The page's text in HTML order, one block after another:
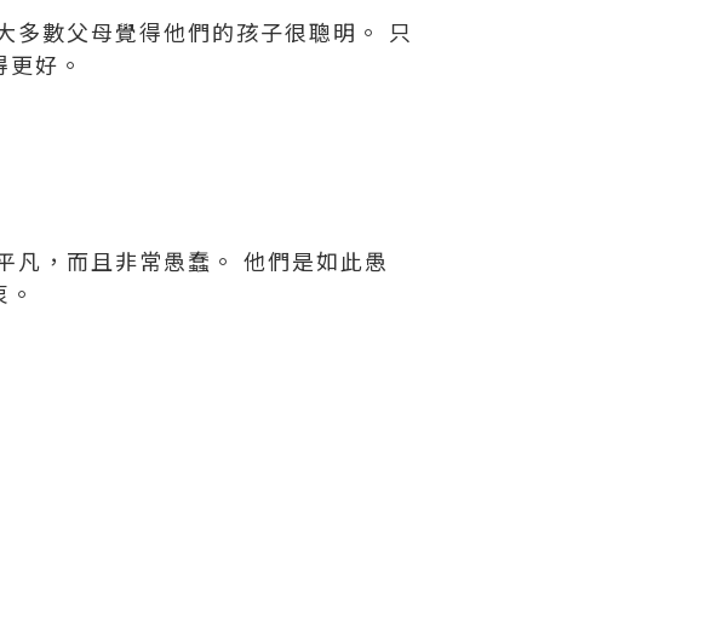
多數父母覺得他們的孩子很聰明。 只
好。
凡，而且非常愚蠢。 他們是如此愚